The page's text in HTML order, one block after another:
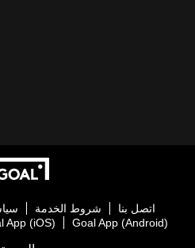
اتصل بنا شروط الخدمة
Goal App (Android)
App (iOS)